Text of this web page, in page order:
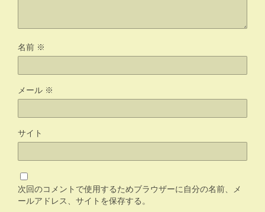
名前 ※
メール ※
サイト
次回のコメントで使用するためブラウザーに自分の名前、メ
ールアドレス、サイトを保存する。